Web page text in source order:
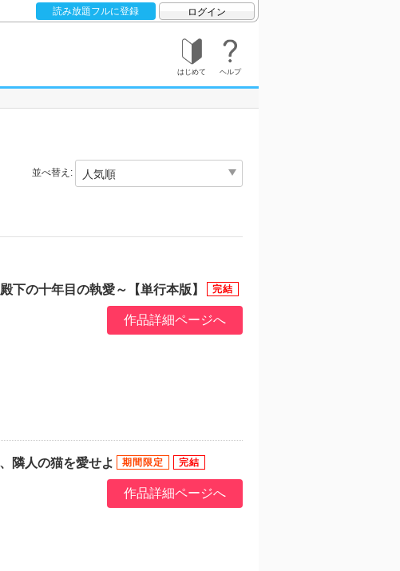
読み放題フルに登録 ログイン
はじめて ヘルプ
並べ替え:
下の十年目の執愛～【単行本版】
作品詳細ページへ
隣人の猫を愛せよ
作品詳細ページへ